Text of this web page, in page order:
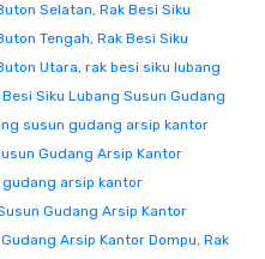
Selatan, Rak Besi Siku
Tengah, Rak Besi Siku
Utara, rak besi siku lubang
Besi Siku Lubang Susun Gudang
susun gudang arsip kantor
Gudang Arsip Kantor
arsip kantor
Gudang Arsip Kantor
Arsip Kantor Dompu, Rak